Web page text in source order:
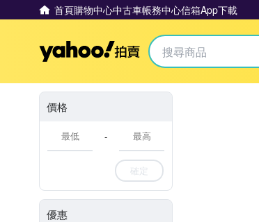
首頁購物中心中古車帳務中心信箱App下載
Yahoo拍賣
價格
-
確定
優惠